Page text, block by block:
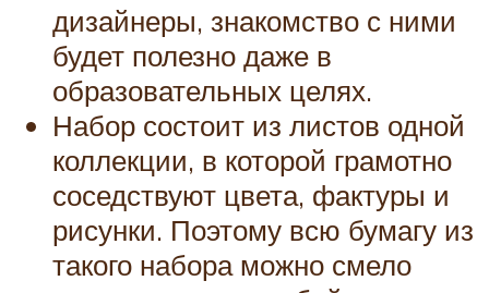
дизайнеры, знакомство с ними
будет полезно даже в
образовательных целях.
Набор состоит из листов одной
коллекции, в которой грамотно
соседствуют цвета, фактуры и
рисунки. Поэтому всю бумагу из
такого набора можно смело